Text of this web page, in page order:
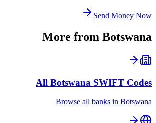
Send Money Now
More from Botswana
All Botswana SWIFT Codes
Browse all banks in Botswana